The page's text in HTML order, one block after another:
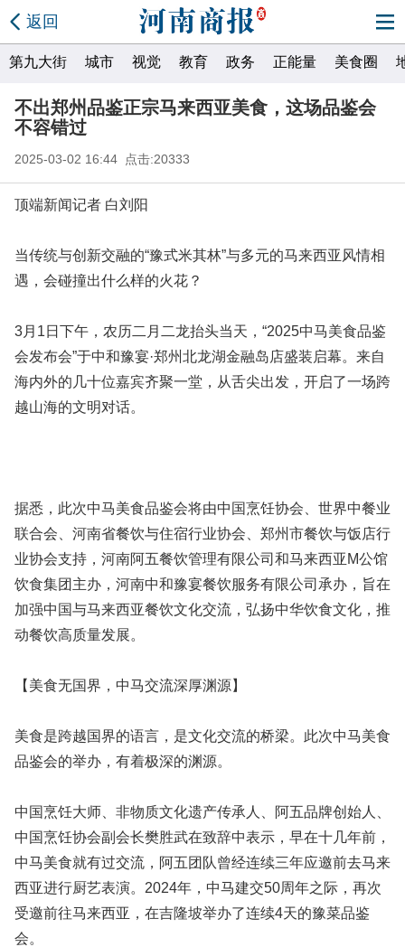
返回
第九大街 城市 视觉 教育 政务 正能量 美食圈
不出郑州品鉴正宗马来西亚美食，这场品鉴会
不容错过
2025-03-02 16:44 点击:20333
顶端新闻记者 白刘阳
当传统与创新交融的“豫式米其林”与多元的马来西亚风情相
遇，会碰撞出什么样的火花？
3月1日下午，农历二月二龙抬头当天，“2025中马美食品鉴
会发布会”于中和豫宴·郑州北龙湖金融岛店盛装启幕。来自
海内外的几十位嘉宾齐聚一堂，从舌尖出发，开启了一场跨
越山海的文明对话。
据悉，此次中马美食品鉴会将由中国烹饪协会、世界中餐业
联合会、河南省餐饮与住宿行业协会、郑州市餐饮与饭店行
业协会支持，河南阿五餐饮管理有限公司和马来西亚M公馆
饮食集团主办，河南中和豫宴餐饮服务有限公司承办，旨在
加强中国与马来西亚餐饮文化交流，弘扬中华饮食文化，推
动餐饮高质量发展。
【美食无国界，中马交流深厚渊源】
美食是跨越国界的语言，是文化交流的桥梁。此次中马美食
品鉴会的举办，有着极深的渊源。
中国烹饪大师、非物质文化遗产传承人、阿五品牌创始人、
中国烹饪协会副会长樊胜武在致辞中表示，早在十几年前，
中马美食就有过交流，阿五团队曾经连续三年应邀前去马来
西亚进行厨艺表演。2024年，中马建交50周年之际，再次
受邀前往马来西亚，在吉隆坡举办了连续4天的豫菜品鉴
会。